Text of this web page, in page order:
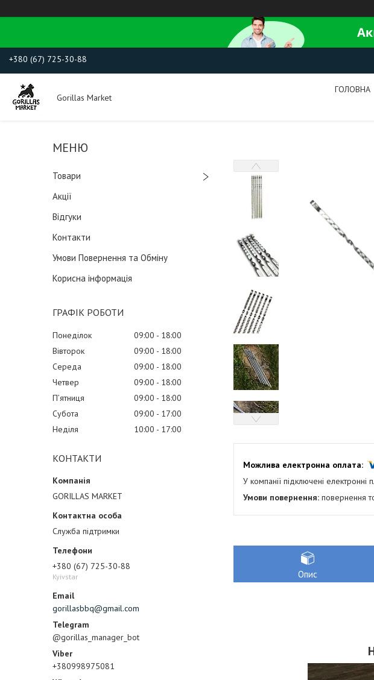
+380 (67) 725-30-88
Gorillas Market
ГОЛОВНА
Товари
Акції
Відгуки
Контакти
Умови Повернення та Обміну
Корисна інформація
ГРАФІК РОБОТИ
Понеділок 09:00
18:00
Вівторок
09:00
18:00
Середа
09:00
18:00
Четвер
09:00
18:00
Пʼятниця
09:00
18:00
Субота
09:00
17:00
Неділя
10:00 17:00
КОНТАКТИ
GORILLAS MARKET
Служба підтримки
+380 (67) 725-30-88
Kyivstar
gorillasbbq@gmail.com
@gorillas_manager_bot
+380998975081
У компанії підключені
повернення
Опис